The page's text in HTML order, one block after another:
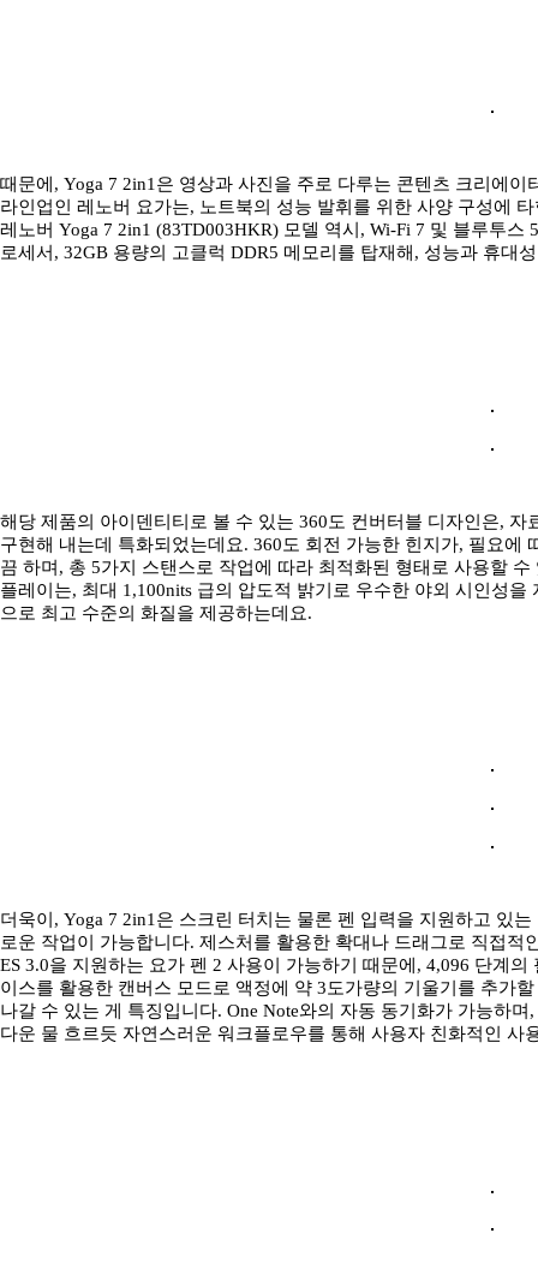
때문에, Yoga 7 2in1은 영상과 사진을 주로 다루는 콘텐츠 크리에
라인업인 레노버 요가는, 노트북의 성능 발휘를 위한 사양 구성에
레노버 Yoga 7 2in1 (83TD003HKR) 모델 역시, Wi-Fi 7 및 블루투
로세서, 32GB 용량의 고클럭 DDR5 메모리를 탑재해, 성능과 휴대
해당 제품의 아이덴티티로 볼 수 있는 360도 컨버터블 디자인은,
구현해 내는데 특화되었는데요. 360도 회전 가능한 힌지가, 필요에
끔 하며, 총 5가지 스탠스로 작업에 따라 최적화된 형태로 사용할
플레이는, 최대 1,100nits 급의 압도적 밝기로 우수한 야외 시인성
으로 최고 수준의 화질을 제공하는데요.
더욱이, Yoga 7 2in1은 스크린 터치는 물론 펜 입력을 지원하고 있
로운 작업이 가능합니다. 제스처를 활용한 확대나 드래그로 직접
ES 3.0을 지원하는 요가 펜 2 사용이 가능하기 때문에, 4,096 단계
이스를 활용한 캔버스 모드로 액정에 약 3도가량의 기울기를 추가
나갈 수 있는 게 특징입니다. One Note와의 자동 동기화가 가능하
다운 물 흐르듯 자연스러운 워크플로우를 통해 사용자 친화적인 사